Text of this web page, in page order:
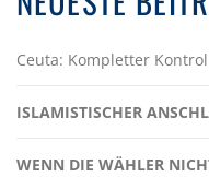
Ceuta: Kompletter
ISLAMISTISCHER
WENN DIE WÄHLER